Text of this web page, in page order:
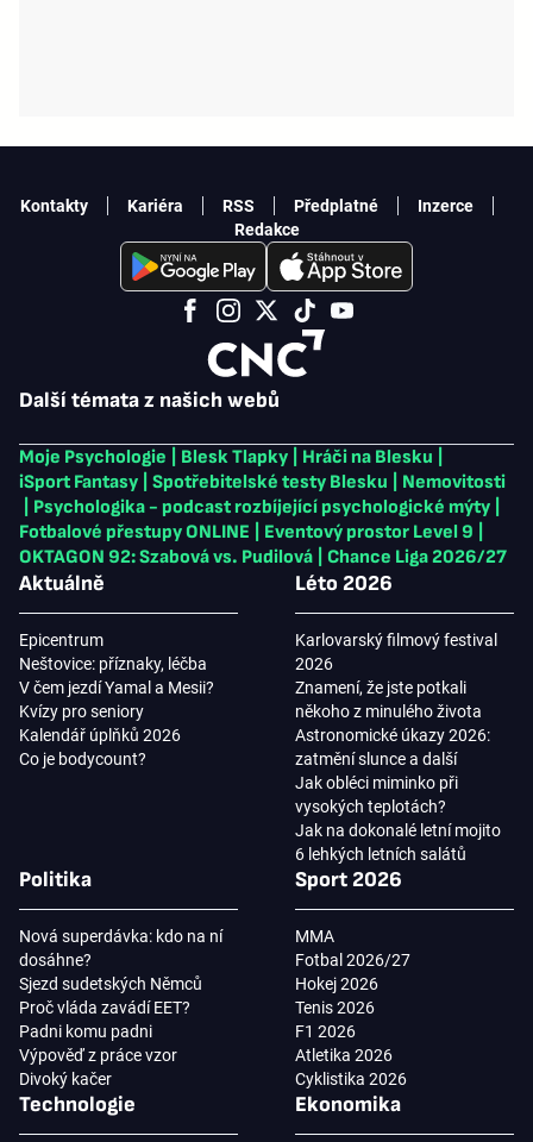
Další témata z našich webů
Moje Psychologie Blesk Tlapky Hráči na Blesku
iSport Fantasy
Spotřebitelské testy Blesku
Nemovitosti
Psychologika - podcast rozbíjející psychologické mýty
Fotbalové přestupy ONLINE
Eventový prostor Level 9
OKTAGON 92: Szabová vs. Pudilová
Chance Liga 2026/27
Aktuálně
Epicentrum
Neštovice: příznaky, léčba
V čem jezdí Yamal a Mesii?
Kvízy pro seniory
Kalendář úplňků 2026
Co je bodycount?
Léto 2026
Karlovarský filmový festival
2026
Znamení, že jste potkali
někoho z minulého života
Astronomické úkazy 2026:
zatmění slunce a další
Jak obléci miminko při
vysokých teplotách?
Jak na dokonalé letní mojito
6 lehkých letních salátů
Politika
Nová superdávka: kdo na ní
dosáhne?
Sjezd sudetských Němců
Proč vláda zavádí EET?
Padni komu padni
Výpověď z práce vzor
Divoký kačer
Sport 2026
MMA
Fotbal 2026/27
Hokej 2026
Tenis 2026
F1 2026
Atletika 2026
Cyklistika 2026
Technologie Ekonomika
Kontakty Kariéra RSS Předplatné
Inzerce
Redakce